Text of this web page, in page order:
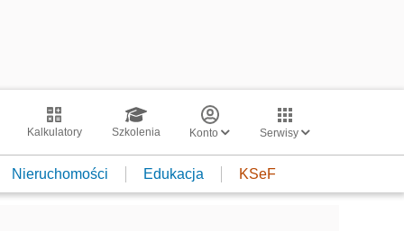
Kalkulatory Szkolenia Konto Serwisy
Nieruchomości Edukacja KSeF